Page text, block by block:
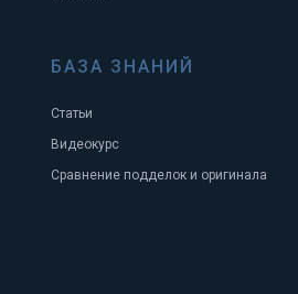
БАЗА ЗНАНИЙ
Статьи
Видеокурс
Сравнение подделок и оригинала